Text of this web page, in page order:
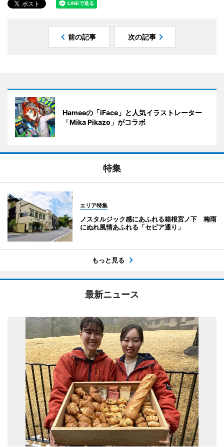
前の記事 次の記事
Hameeの「iFace」と人気イラストレーター
「Mika Pikazo」がコラボ
特集
エリア特集
ノスタルジック感にあふれる箱根宮ノ下 梅雨
にぬれ風情あふれる「セピア通り」
もっと見る
最新ニュース